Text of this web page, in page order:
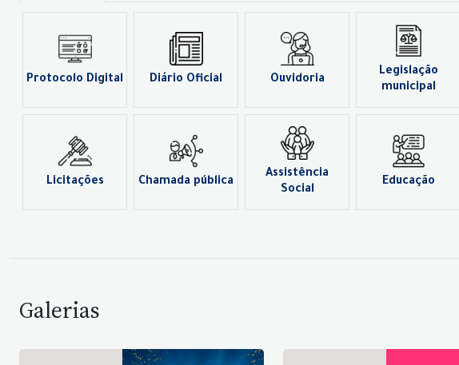
Protocolo Digital Diário Oficial Ouvidoria
Legislação
municipal
Licitações Chamada pública
Assistência
Social
Educação
Galerias